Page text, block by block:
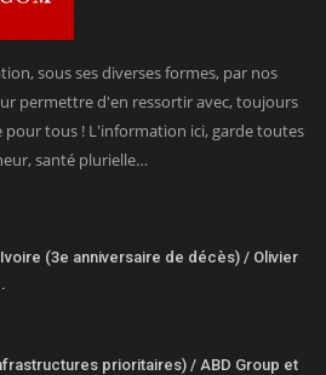
sous ses diverses formes, par nos
permettre d'en ressortir avec, toujours
pour tous ! L'information ici, garde toutes
santé plurielle…
(3e anniversaire de décès) / Olivier
prioritaires) / ABD Group et